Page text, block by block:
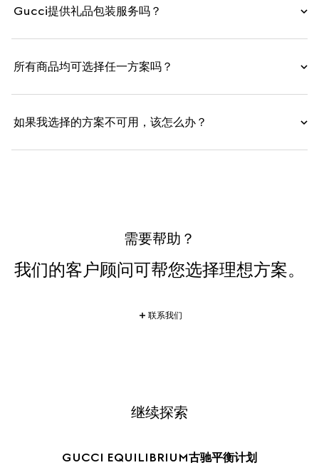
Gucci提供礼品包装服务吗？
所有商品均可选择任一方案吗？
如果我选择的方案不可用，该怎么办？
需要帮助？
我们的客户顾问可帮您选择理想方案。
联系我们
继续探索
GUCCI EQUILIBRIUM古驰平衡计划